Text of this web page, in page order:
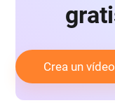
Crea un